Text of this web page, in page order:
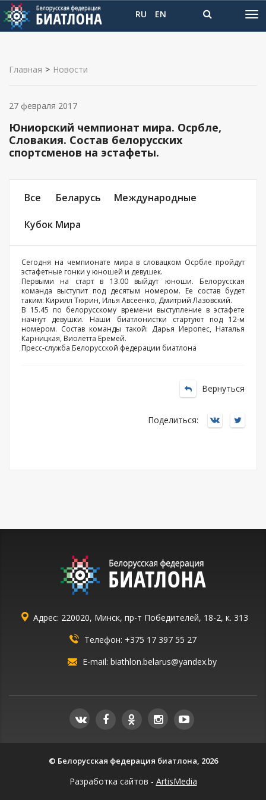
RU EN
Главная > Новости
Юниорский чемпионат мира. Осрбле,
Словакия. Состав белорусских
спортсменов на эстафеты.
Все Беларусь Международные
Кубок Мира
27 февраля 2017
Сегодня на чемпионате мира в словацком Осрбле пройдут
эстафетные гонки у юношей и девушек.
Первыми на старт в 13.00 выйдут юноши. Белорусская
команда выступит под десятым номером. Ее состав будет
таким: Кирилл Тюрин, Илья Авсеенко, Дмитрий Лазовский.
В 15.45 по белорусскому времени выступление в эстафете
начнут девушки. Наши биатлонистки стартуют под 12-м
номером. Состав команды такой: Дарья Иеропес, Наталья
Карницкая, Виолетта Еремей.
Пресс-служба Белорусской федерации биатлона
Вернуться
Поделиться:
Адрес: 220020, Минск, пр-т Победителей, 18-2, к. 313
Телефон: +375 17 397 55 27
E-mail: biathlon.belarus@yandex.by
Разработка сайтов - ArtisMedia
© Белорусская федерация биатлона, 2026